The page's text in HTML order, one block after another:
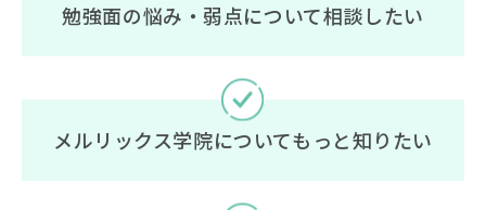
勉強面の悩み・弱点について相談したい
メルリックス学院についてもっと知りたい